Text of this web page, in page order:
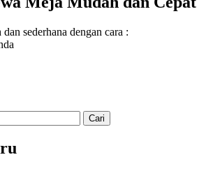
sederhana dengan cara :